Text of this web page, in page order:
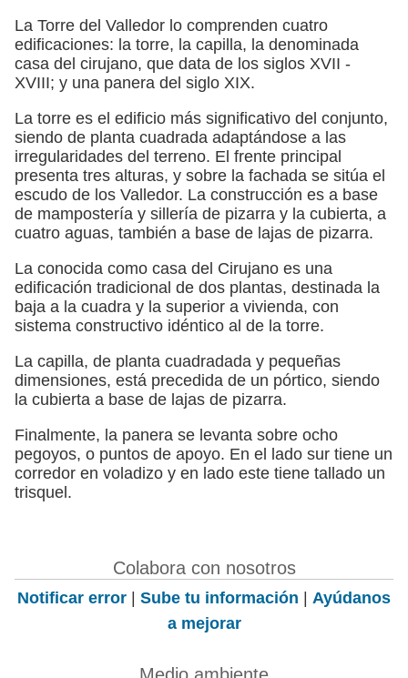
La Torre del Valledor lo comprenden cuatro
edificaciones: la torre, la capilla, la denominada
casa del cirujano, que data de los siglos XVII -
XVIII; y una panera del siglo XIX.
La torre es el edificio más significativo del conjunto,
siendo de planta cuadrada adaptándose a las
irregularidades del terreno. El frente principal
presenta tres alturas, y sobre la fachada se sitúa el
escudo de los Valledor. La construcción es a base
de mampostería y sillería de pizarra y la cubierta, a
cuatro aguas, también a base de lajas de pizarra.
La conocida como casa del Cirujano es una
edificación tradicional de dos plantas, destinada la
baja a la cuadra y la superior a vivienda, con
sistema constructivo idéntico al de la torre.
La capilla, de planta cuadradada y pequeñas
dimensiones, está precedida de un pórtico, siendo
la cubierta a base de lajas de pizarra.
Finalmente, la panera se levanta sobre ocho
pegoyos, o puntos de apoyo. En el lado sur tiene un
corredor en voladizo y en lado este tiene tallado un
trisquel.
Colabora con nosotros
Notificar error | Sube tu información | Ayúdanos
a mejorar
Medio ambiente